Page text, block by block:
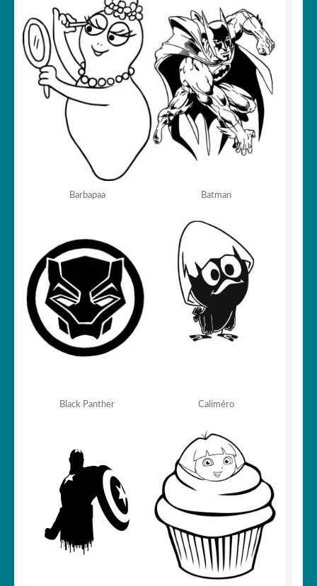
Barbapaa Batman
Black Panther Caliméro